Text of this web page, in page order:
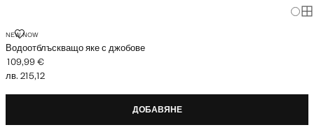
NEW NOW
Водоотблъскващо яке с джобове
ВОДООТБЛЪСКВАЩО ЯКЕ С ДЖОБОВЕ
Текуща цена [109,99 € лв. 215,12]
109,99 €
лв. 215,12
ДОБАВЯНЕ